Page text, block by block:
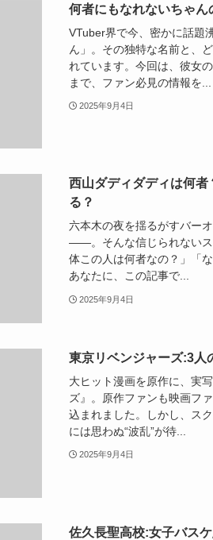
何者にもなれないちゃ
VTuber界で今、密かに話題
ん」。その独特な名前と、
れています。今回は、彼女
まで、ファン必見の情報を...
2025年9月4日
西山ダディダディは何
る？
六本木の夜を揺るがすバー
――。そんな信じられないス
体この人は何者なの？」「
あなたに、この記事で...
2025年9月4日
東京リベンジャーズ:3人
大ヒット漫画を原作に、実
ズ』。原作ファンも映画フ
込まれました。しかし、ス
には思わぬ“波乱”が待...
2025年9月4日
佐久長聖高校:女子バス